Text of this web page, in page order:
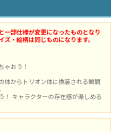
部仕様が変更になったものとなり
・絵柄は同じものになります。
ゃおう！
体からトリオン体に換装される瞬間
！ キャラクターの存在感が楽しめる